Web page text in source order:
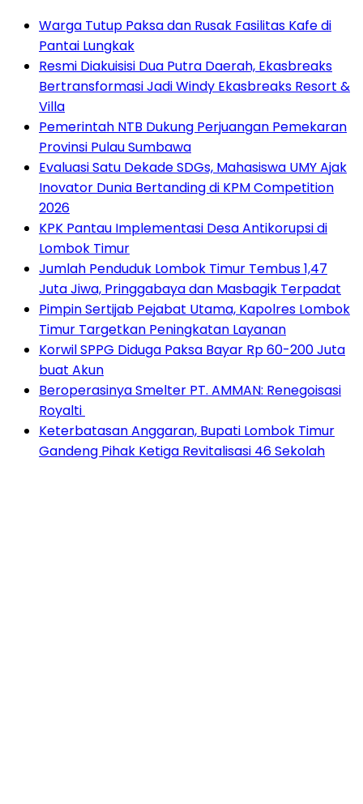
Warga Tutup Paksa dan Rusak Fasilitas Kafe di
Pantai Lungkak
Resmi Diakuisisi Dua Putra Daerah, Ekasbreaks
Bertransformasi Jadi Windy Ekasbreaks Resort &
Villa
Pemerintah NTB Dukung Perjuangan Pemekaran
Provinsi Pulau Sumbawa
Evaluasi Satu Dekade SDGs, Mahasiswa UMY Ajak
Inovator Dunia Bertanding di KPM Competition
2026
KPK Pantau Implementasi Desa Antikorupsi di
Lombok Timur
Jumlah Penduduk Lombok Timur Tembus 1,47
Juta Jiwa, Pringgabaya dan Masbagik Terpadat
Pimpin Sertijab Pejabat Utama, Kapolres Lombok
Timur Targetkan Peningkatan Layanan
Korwil SPPG Diduga Paksa Bayar Rp 60-200 Juta
buat Akun
Beroperasinya Smelter PT. AMMAN: Renegoisasi
Royalti
Keterbatasan Anggaran, Bupati Lombok Timur
Gandeng Pihak Ketiga Revitalisasi 46 Sekolah